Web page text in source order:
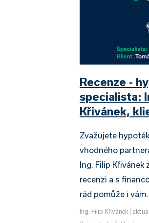
Recenze -
specialista:
Křivánek,
Zvažujete
vhodného
Ing. Filip Křivánek
recenzi a s
rád pomůže i vám.
Ing. Filip Křivánek